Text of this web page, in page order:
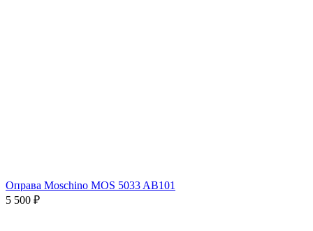
Оправа Moschino MOS 5033 AB101
5 500 ₽